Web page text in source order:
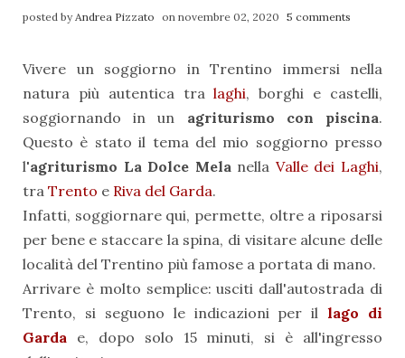
posted by Andrea Pizzato on novembre 02, 2020 5 comments
Vivere un soggiorno in Trentino immersi nella
natura più autentica tralaghi, borghi e castelli,
soggiornando in un agriturismo con piscina.
Questo è stato il tema del mio soggiorno presso
l'agriturismo La Dolce Mela nella Valle dei Laghi,
tra Trento e Riva del Garda.
Infatti, soggiornare qui, permette, oltre a riposarsi
per bene e staccare la spina, di visitare alcune delle
località del Trentino più famose a portata di mano.
Arrivare è molto semplice: usciti dall'autostrada di
Trento, si seguono le indicazioni per illago di
Garda e, dopo solo 15 minuti, si è all'ingresso